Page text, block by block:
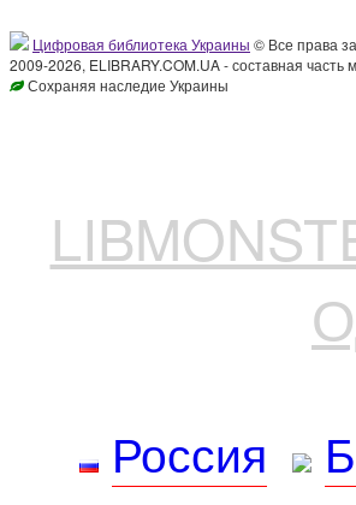
Цифровая библиотека Украины © Все права
2009-2026, ELIBRARY.COM.UA - составная
Сохраняя наследие Украины
Россия